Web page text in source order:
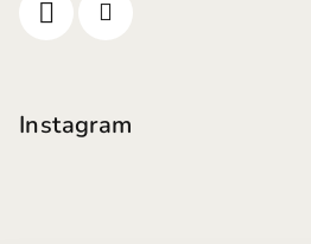
Instagram